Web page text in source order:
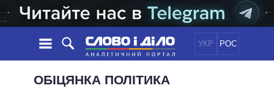
УКР РОС
НОВИНИ
ОБІЦЯНКА ПОЛІТИКА